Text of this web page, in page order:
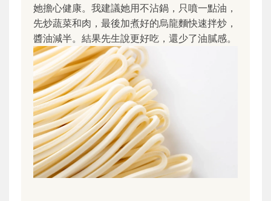
她擔心健康。我建議她用不沾鍋，只噴一點油，
先炒蔬菜和肉，最後加煮好的烏龍麵快速拌炒，
醬油減半。結果先生說更好吃，還少了油膩感。